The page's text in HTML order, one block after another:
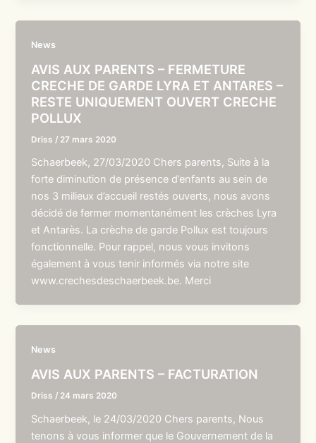
News
AVIS AUX PARENTS – FERMETURE
CRECHE DE GARDE LYRA ET ANTARES –
RESTE UNIQUEMENT OUVERT CRECHE
POLLUX
Driss / 27 mars 2020
Schaerbeek, 27/03/2020 Chers parents, Suite à la
forte diminution de présence d’enfants au sein de
nos 3 milieux d’accueil restés ouverts, nous avons
décidé de fermer momentanément les crèches Lyra
et Antarès. La crèche de garde Pollux est toujours
fonctionnelle. Pour rappel, nous vous invitons
également à vous tenir informés via notre site
www.crechesdeschaerbeek.be. Merci
News
AVIS AUX PARENTS – FACTURATION
Driss / 24 mars 2020
Schaerbeek, le 24/03/2020 Chers parents, Nous
tenons à vous informer que le Gouvernement de la